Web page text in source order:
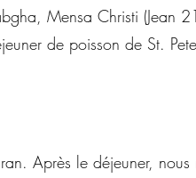
Mensa Christi (Jean
de poisson de St.
Après le déjeuner, nous